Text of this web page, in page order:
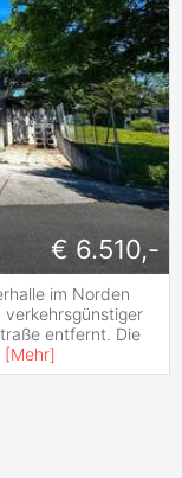
€ 6.510,-
im Norden
verkehrsgünstiger
entfernt. Die
[Mehr]